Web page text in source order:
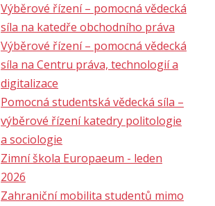
Výběrové řízení – pomocná vědecká
síla na katedře obchodního práva
Výběrové řízení – pomocná vědecká
síla na Centru práva, technologií a
digitalizace
Pomocná studentská vědecká síla –
výběrové řízení katedry politologie
a sociologie
Zimní škola Europaeum - leden
2026
Zahraniční mobilita studentů mimo